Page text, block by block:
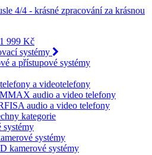
4/4 - krásné zpracování za krásnou
1 999 Kč
systémy
a přístupové systémy
a videotelefony
audio a video telefony
audio a video telefony
kategorie
systémy
systémy
kamerové systémy